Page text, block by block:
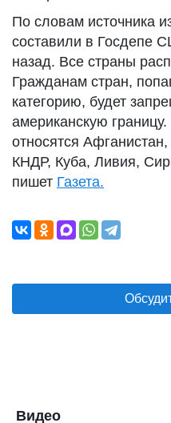
По словам источника
составили в Госдепе
назад. Все страны
Гражданам стран,
категорию, будет
американскую
относятся
КНДР, Куба, Ливия,
пишет Газета.
Видео